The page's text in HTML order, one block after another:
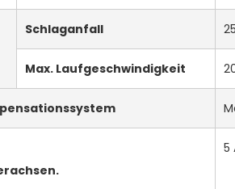
Schlaganfall
Max. Laufgeschwindigkeit
5